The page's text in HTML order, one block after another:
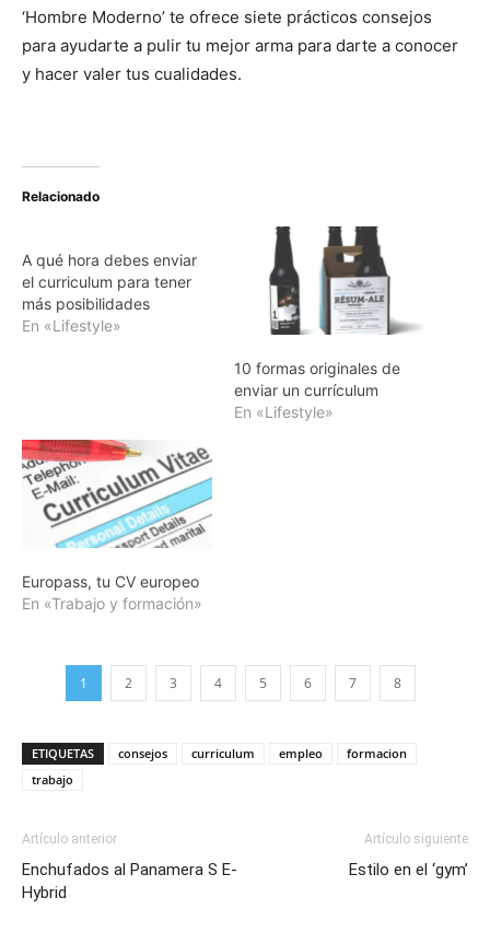
‘Hombre Moderno’ te ofrece siete prácticos consejos
para ayudarte a pulir tu mejor arma para darte a conocer
y hacer valer tus cualidades.
Relacionado
A qué hora debes enviar
el curriculum para tener
más posibilidades
En «Lifestyle»
10 formas originales de
enviar un currículum
En «Lifestyle»
Europass, tu CV europeo
En «Trabajo y formación»
1 2 3 4 5 6 7 8
ETIQUETAS consejos curriculum empleo
formacion
trabajo
Artículo anterior
Enchufados al Panamera S E-
Hybrid
Artículo siguiente
Estilo en el ‘gym’